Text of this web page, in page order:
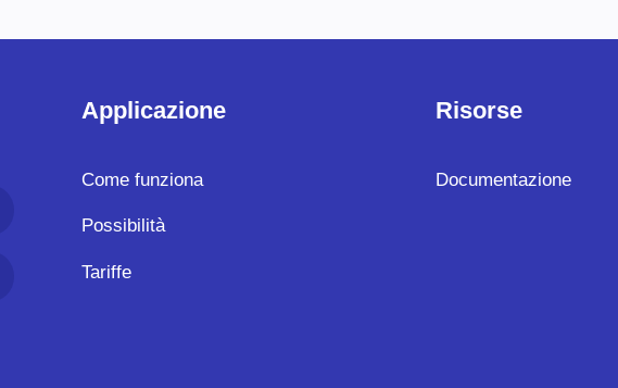
Applicazione
Come funziona
Tariffe
Possibilità
Risorse
Documentazione